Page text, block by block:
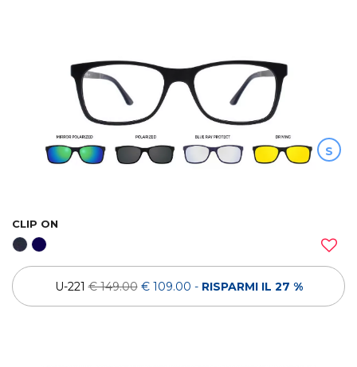
S
CLIP ON
U-221€ 149.00 € 109.00 - RISPARMI IL 27 %